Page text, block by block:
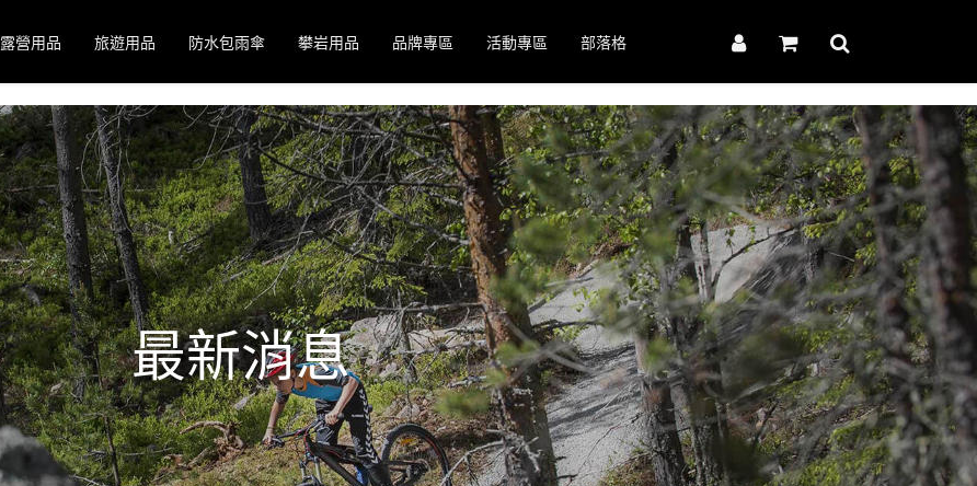
露營用品 旅遊用品 防水包雨傘 攀岩用品 品牌專區 活動專區 部落格
最新消息